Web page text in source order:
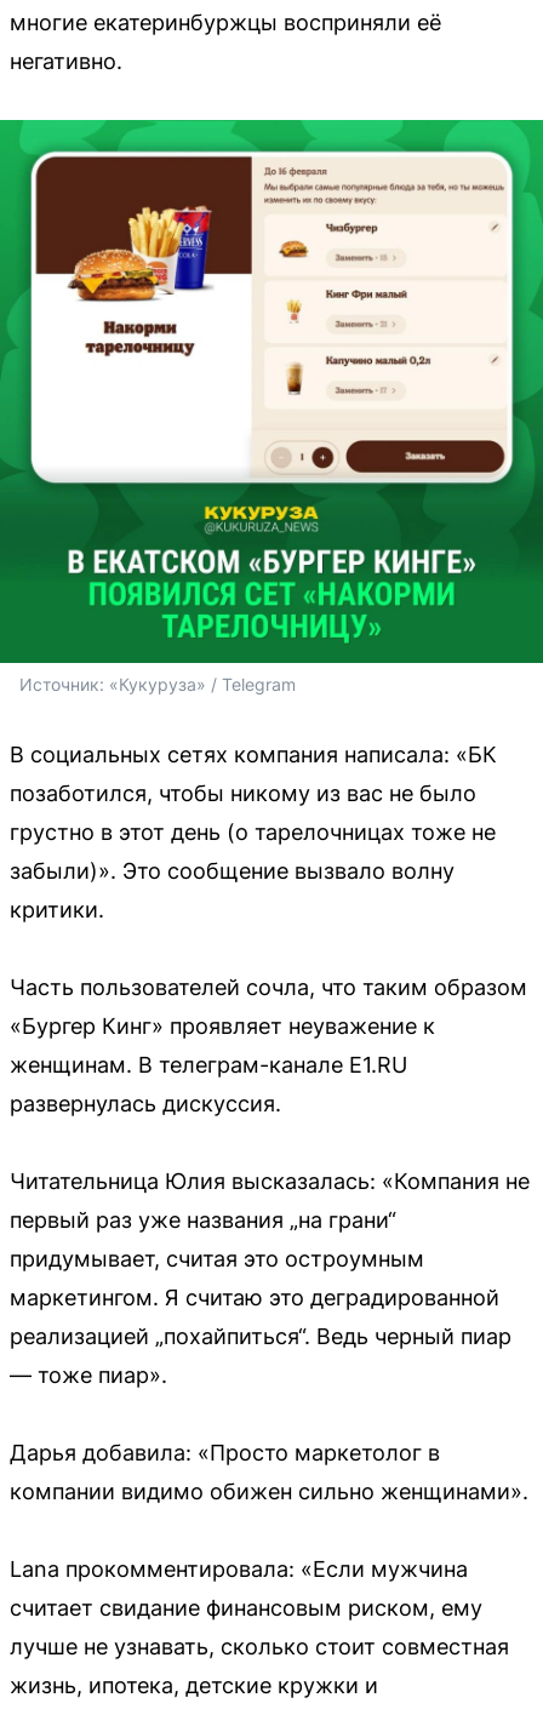
многие екатеринбуржцы восприняли её
негативно.
Источник: «Кукуруза» / Telegram
В социальных сетях компания написала: «БК
позаботился, чтобы никому из вас не было
грустно в этот день (о тарелочницах тоже не
забыли)». Это сообщение вызвало волну
критики.
Часть пользователей сочла, что таким образом
«Бургер Кинг» проявляет неуважение к
женщинам. В телеграм-канале E1.RU
развернулась дискуссия.
Читательница Юлия высказалась: «Компания не
первый раз уже названия „на грани“
придумывает, считая это остроумным
маркетингом. Я считаю это деградированной
реализацией „похайпиться“. Ведь черный пиар
— тоже пиар».
Дарья добавила: «Просто маркетолог в
компании видимо обижен сильно женщинами».
Lana прокомментировала: «Если мужчина
считает свидание финансовым риском, ему
лучше не узнавать, сколько стоит совместная
жизнь, ипотека, детские кружки и